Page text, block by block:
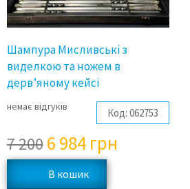
Шампура Мисливські з
виделкою та ножем в
дерв’яному кейсі
немає відгуків Код: 062753
7 2006 984 грн